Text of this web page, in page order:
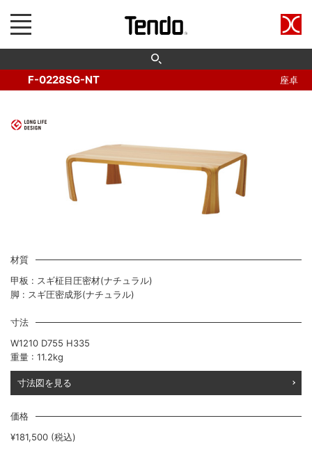
F-0228SG-NT 座卓
材質
甲板 : スギ柾目圧密材(ナチュラル)
脚 : スギ圧密成形(ナチュラル)
寸法
W1210 D755 H335
重量 : 11.2kg
寸法図を見る
価格
¥181,500 (税込)